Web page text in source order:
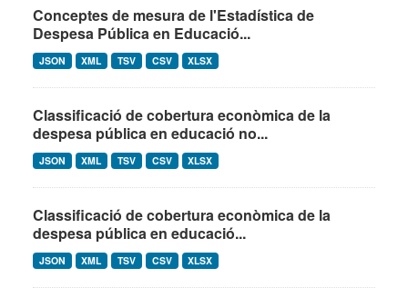
Conceptes de mesura de l'Estadística de
Despesa Pública en Educació...
JSON XML TSV CSV XLSX
Classificació de cobertura econòmica de la
despesa pública en educació no...
JSON XML TSV CSV XLSX
Classificació de cobertura econòmica de la
despesa pública en educació...
JSON XML TSV CSV XLSX